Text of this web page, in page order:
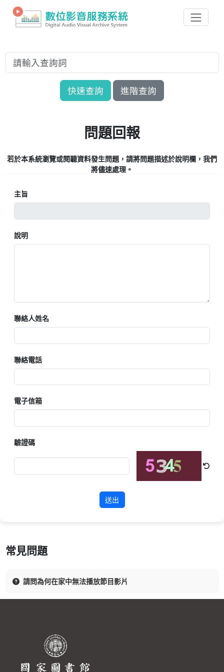
快速查詢 進階查詢
問題回報
若於本系統瀏覽或閱聽資料發生問題，請將問題描述於說明欄，我們
將儘速處理。
主旨
說明
聯絡人姓名
聯絡電話
電子信箱
驗證碼
送出
常見問題
請問為何在家中無法播放節目影片